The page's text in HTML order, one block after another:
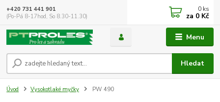
Menu
Hledat
+420 731 441 901
(Po-Pá 8-17hod, So 8.30-11.30)
0 ks
za 0 Kč
Úvod Vysokotlaké myčky PW 490